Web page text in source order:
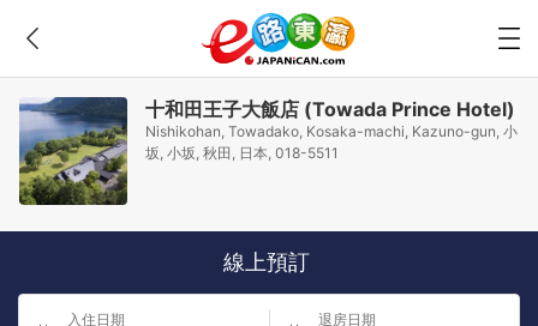
十和田王子大飯店 (Towada Prince Hotel)
Nishikohan, Towadako, Kosaka-machi, Kazuno-gun, 小
坂, 小坂, 秋田, 日本, 018-5511
線上預訂
入住日期 退房日期